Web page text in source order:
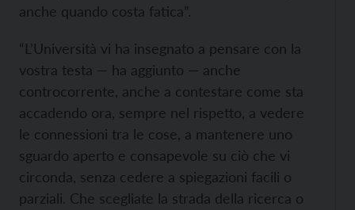
anche quando costa fatica”.
“L’Università vi ha insegnato a pensare con la
vostra testa — ha aggiunto — anche
controcorrente, anche a contestare come sta
accadendo ora, sempre nel rispetto, a vedere
le connessioni tra le cose, a mantenere uno
sguardo aperto e consapevole su ciò che vi
circonda, senza cedere a spiegazioni facili o
parziali. Che scegliate la strada della ricerca o